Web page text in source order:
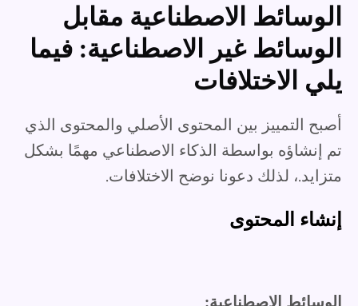
الوسائط الاصطناعية مقابل
الوسائط غير الاصطناعية: فيما
يلي الاختلافات
أصبح التمييز بين المحتوى الأصلي والمحتوى الذي
تم إنشاؤه بواسطة الذكاء الاصطناعي مهمًا بشكل
متزايد.، لذلك دعونا نوضح الاختلافات.
إنشاء المحتوى
الوسائط الاصطناعية: